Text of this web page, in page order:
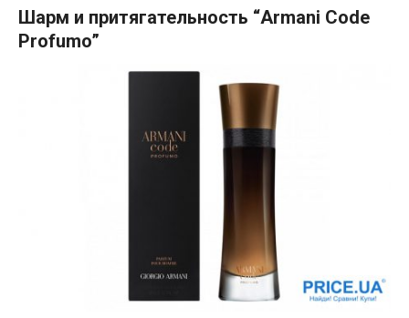
Шарм и притягательность “Armani Code
Profumo”